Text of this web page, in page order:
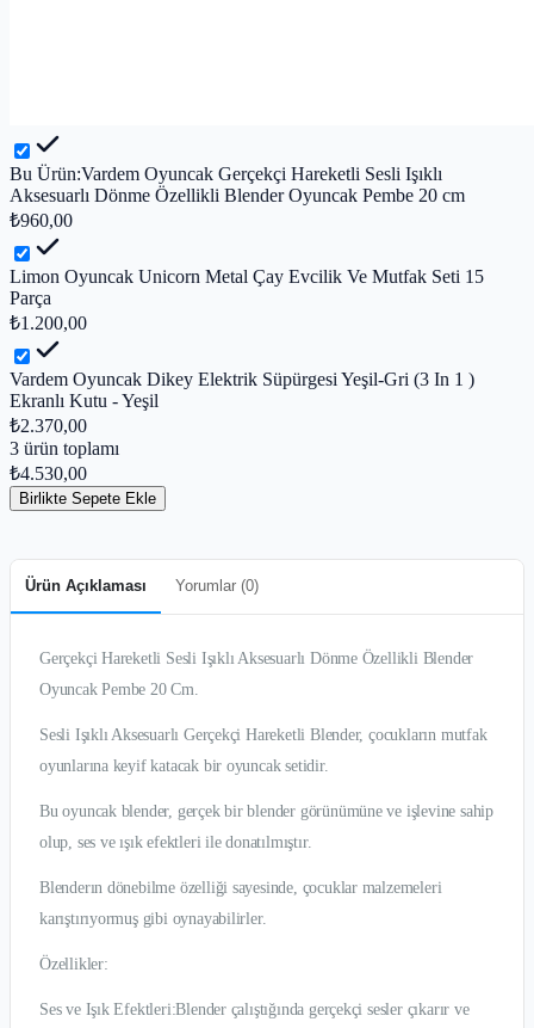
Bu Ürün:Vardem Oyuncak Gerçekçi Hareketli Sesli Işıklı
Aksesuarlı Dönme Özellikli Blender Oyuncak Pembe 20 cm
₺960,00
Limon Oyuncak Unicorn Metal Çay Evcilik Ve Mutfak Seti 15
Parça
₺1.200,00
Vardem Oyuncak Dikey Elektrik Süpürgesi Yeşil-Gri (3 In 1 )
Ekranlı Kutu - Yeşil
₺2.370,00
3 ürün toplamı
₺4.530,00
Birlikte Sepete Ekle
Ürün Açıklaması Yorumlar (0)
Gerçekçi Hareketli Sesli Işıklı Aksesuarlı Dönme Özellikli Blender
Oyuncak Pembe 20 Cm.
Sesli Işıklı Aksesuarlı Gerçekçi Hareketli Blender, çocukların mutfak
oyunlarına keyif katacak bir oyuncak setidir.
Bu oyuncak blender, gerçek bir blender görünümüne ve işlevine sahip
olup, ses ve ışık efektleri ile donatılmıştır.
Blenderın dönebilme özelliği sayesinde, çocuklar malzemeleri
karıştırıyormuş gibi oynayabilirler.
Özellikler:
Ses ve Işık Efektleri:Blender çalıştığında gerçekçi sesler çıkarır ve